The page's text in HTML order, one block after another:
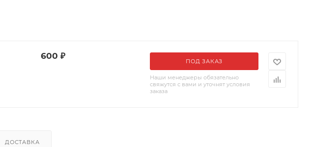
600 ₽
ПОД ЗАКАЗ
Наши менеджеры обязательно
свяжутся с вами и уточнят условия
заказа
ДОСТАВКА